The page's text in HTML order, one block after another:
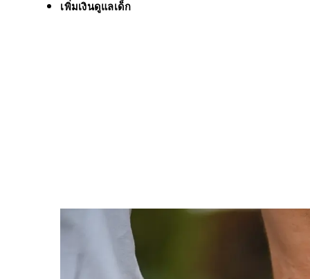
เพิ่มเงินดูแลเด็ก